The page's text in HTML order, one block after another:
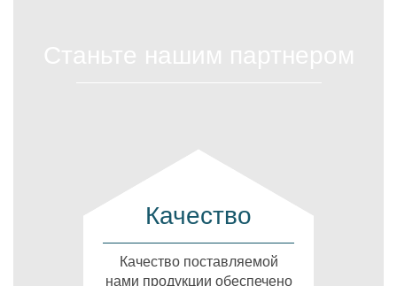
Качество
Качество поставляемой
нами продукции обеспечено